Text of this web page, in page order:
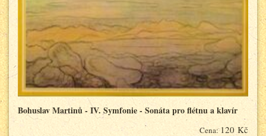
Bohuslav Martinů - IV. Symfonie - Sonáta pro flétnu a klavír
Cena:120 Kč